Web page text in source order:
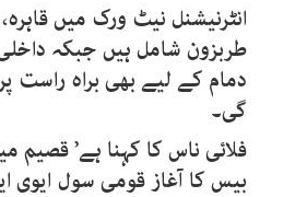
انٹرنیشنل نیٹ ورک میں
طربزون شامل ہیں جبکہ
دمام کے لیے بھی براہ راست
گی۔
فلائی ناس کا کہنا ہے’ قصیم
بیس کا آغاز قومی سول